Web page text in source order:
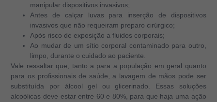
manipular dispositivos invasivos;
Antes de calçar luvas para inserção de dispositivos
invasivos que não requeiram preparo cirúrgico;
Após risco de exposição a fluidos corporais;
Ao mudar de um sítio corporal contaminado para outro,
limpo, durante o cuidado ao paciente.
Vale ressaltar que, tanto a para a população em geral quanto
para os profissionais de saúde, a lavagem de mãos pode ser
substituída por álcool gel ou glicerinado. Essas soluções
alcoólicas deve estar entre 60 e 80%, para que haja uma ação